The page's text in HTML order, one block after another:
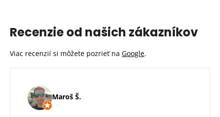
Recenzie od našich zákazníkov
Viac recenzií si môžete pozrieť na Google.
Maroš Š.